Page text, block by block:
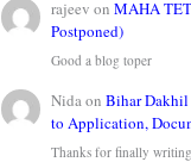
rajeev onMAHA
Postponed)
Good a blog toper
NidaonBihar
to Application,
Thanks for finally